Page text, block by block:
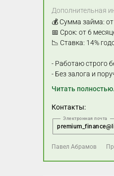
Дополнительная
💰 Сумма займа:
📅 Срок: от 6
📉 Ставка: 14%
- Работаю строго
- Без залога и
Читать
Контакты:
Павел Абрамов